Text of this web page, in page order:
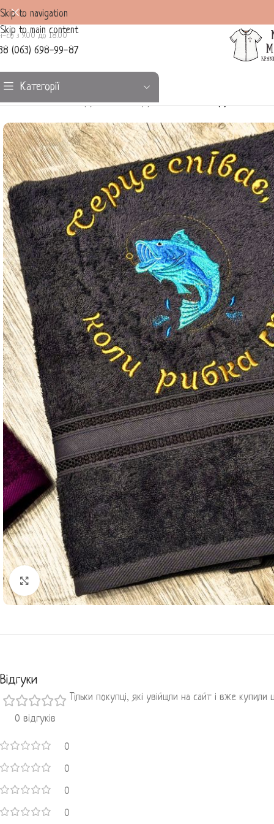
Skip to navigation
Skip to main content
сб з 9.00 до 18.00
(063) 698-99-87
Категорії
Головна/Іменні подарунки/Іменні рушники
Клацніть, щоб збільшити
Відгуки
0 відгуків
0
0
0
0
Тільки покупці, які увійшли на сайт і вже